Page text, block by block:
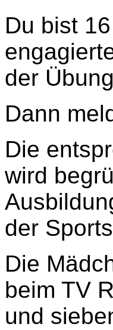
Du bist
der
Dann
Die
wird
der
Die
beim TV
und